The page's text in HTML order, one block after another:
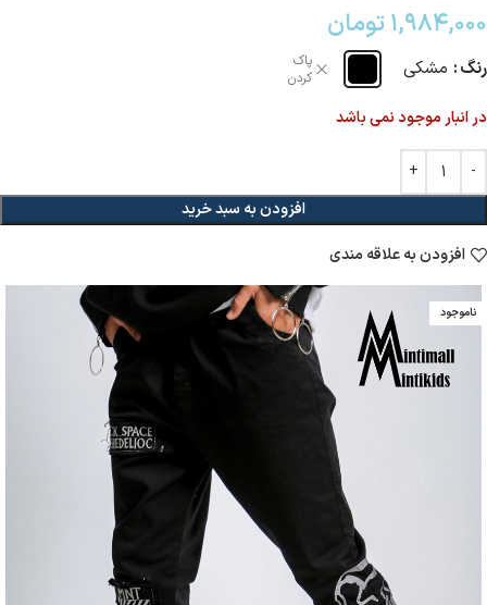
۱,۹۸۴,۰۰۰تومان
رنگ مشکی
پاک
کردن
در انبار موجود نمی باشد
افزودن به سبد خرید
افزودن به علاقه مندی
ناموجود